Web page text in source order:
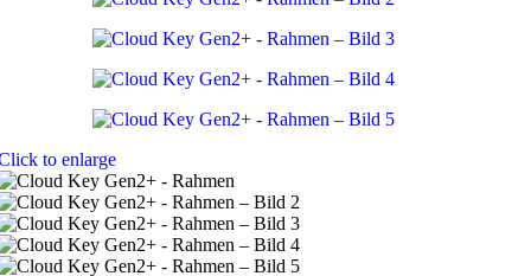
to enlarge